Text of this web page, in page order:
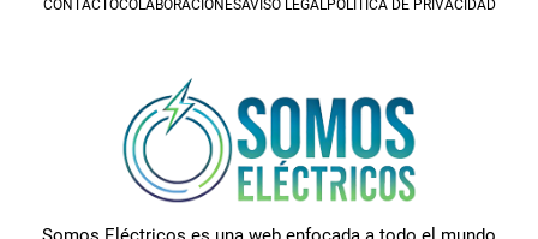
CONTACTOCOLABORACIONESAVISO LEGALPOLÍTICA DE PRIVACIDAD